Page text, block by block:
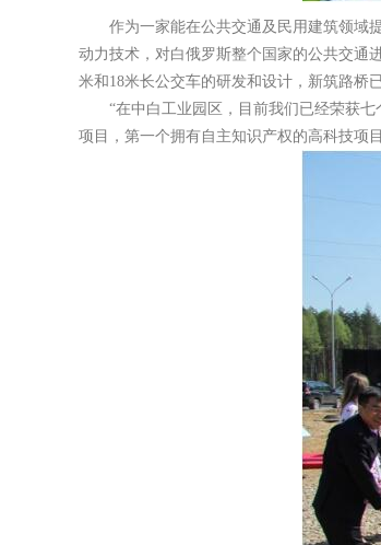
作为一家能在公共交通及民用建筑领域
动力技术，对白俄罗斯整个国家的公共交通
米和18米长公交车的研发和设计，新筑路桥
“在中白工业园区，目前我们已经荣获
项目，第一个拥有自主知识产权的高科技项